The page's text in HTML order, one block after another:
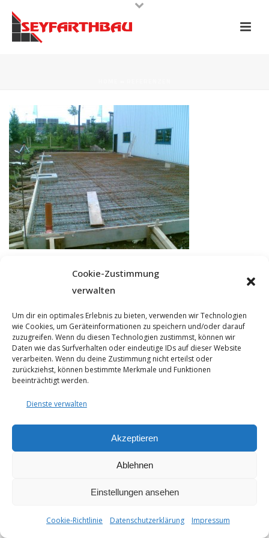
Cookie-Zustimmung
verwalten
Um dir ein optimales Erlebnis zu bieten, verwenden wir Technologien
wie Cookies, um Geräteinformationen zu speichern und/oder darauf
zuzugreifen. Wenn du diesen Technologien zustimmst, können wir
Daten wie das Surfverhalten oder eindeutige IDs auf dieser Website
verarbeiten. Wenn du deine Zustimmung nicht erteilst oder
zurückziehst, können bestimmte Merkmale und Funktionen
beeinträchtigt werden.
Dienste verwalten
Akzeptieren
Ablehnen
Einstellungen ansehen
Cookie-Richtlinie Datenschutzerklärung Impressum
© 2025 - Seyfarthbau GmbH & Co. KG | technische Realisierung
Cookie-Richtlinie (EU)